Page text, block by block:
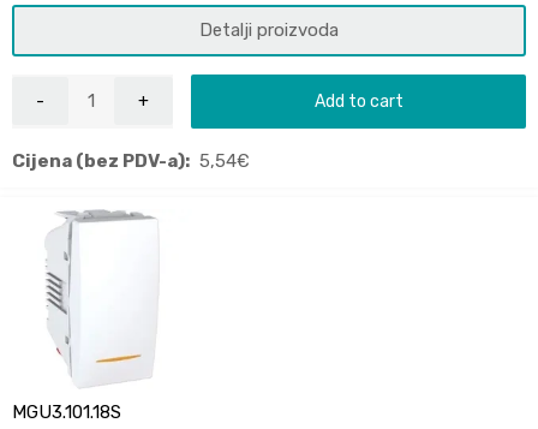
Detalji proizvoda
Add to cart
Cijena (bez PDV-a): 5,54€
MGU3.101.18S